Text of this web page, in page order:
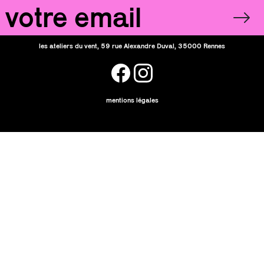
Email
les ateliers du vent, 59 rue Alexandre Duval, 35000 Rennes
facebookinstagram
mentions légales